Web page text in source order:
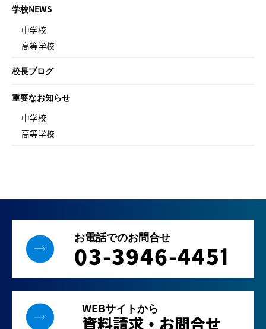
学校NEWS
中学校
高等学校
校長ブログ
重要なお知らせ
中学校
高等学校
お電話でのお問合せ
03-3946-4451
WEBサイトから
資料請求・お問合せ